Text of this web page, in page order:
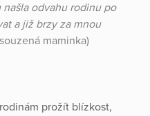
odvahu rodinu po
a již brzy za mnou
maminka)
prožít blízkost,